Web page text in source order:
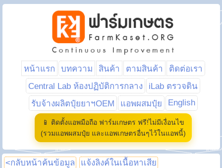
หน้าแรก บทความ สินค้า ตามสินค้า
ติดต่อเรา
Central Lab ห้องปฏิบัติการกลาง
iLab ตรวจดิน
รับจ้างผลิตปุ๋ยยาฯOEM
แอพผสมปุ๋ย English
📱 ติดตั้งแอพมือถือ ฟาร์มเกษตร ฟรี!ไม่มีเงื่อนไข
(รวมแอพผสมปุ๋ย และแอพเกษตรอื่นๆไว้ในแอพนี้)
<กลับหน้าค้นข้อมูล แจ้งลิงค์ในเนื้อหาเสีย